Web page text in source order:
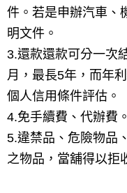
件。若是申辦汽車、
明文件。
3.還款還款可分一次
月，最長5年，而年
個人信用條件評估。
4.免手續費、代辦費。
5.違禁品、危險物品
之物品，當舖得以拒